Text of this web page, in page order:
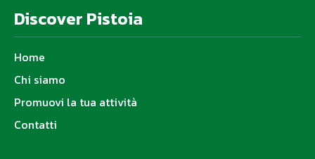
Discover Pistoia
Home
Chi siamo
Promuovi la tua attività
Contatti